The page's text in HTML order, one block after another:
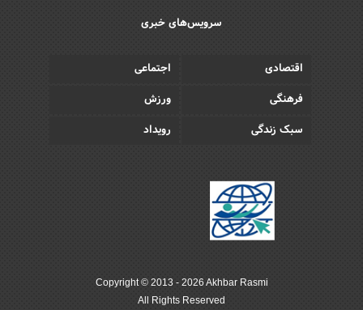
سرویس‌های خبری
اقتصادی
اجتماعی
فرهنگی
ورزش
سبک زندگی
رویداد
Copyright © 2013 - 2026 Akhbar Rasmi
All Rights Reserved